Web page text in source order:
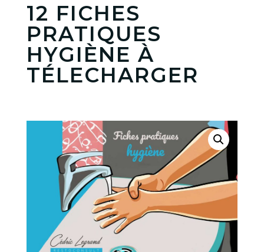
12 FICHES
PRATIQUES
HYGIÈNE À
TÉLECHARGER